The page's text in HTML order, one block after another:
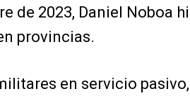
de 2023, Daniel Noboa
provincias.
en servicio